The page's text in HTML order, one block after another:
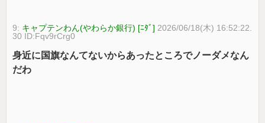
9: キャプテンわん(やわらか銀行) [ﾆﾀﾞ] 2026/06/18(木) 16:52:22.
30 ID:Fqv9rCrg0
身近に国旗なんてないからあったところでノーダメなん
だわ